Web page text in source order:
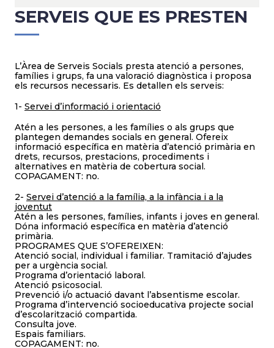
SERVEIS QUE ES PRESTEN
L’Àrea de Serveis Socials presta atenció a persones,
famílies i grups, fa una valoració diagnòstica i proposa
els recursos necessaris. Es detallen els serveis:
1- Servei d’informació i orientació
Atén a les persones, a les famílies o als grups que
plantegen demandes socials en general. Ofereix
informació específica en matèria d’atenció primària en
drets, recursos, prestacions, procediments i
alternatives en matèria de cobertura social.
COPAGAMENT: no.
2- Servei d’atenció a la família, a la infància i a la
joventut
Atén a les persones, famílies, infants i joves en general.
Dóna informació específica en matèria d’atenció
primària.
PROGRAMES QUE S’OFEREIXEN:
Atenció social, individual i familiar. Tramitació d’ajudes
per a urgència social.
Programa d’orientació laboral.
Atenció psicosocial.
Prevenció i/o actuació davant l’absentisme escolar.
Programa d’intervenció socioeducativa projecte social
d’escolarització compartida.
Consulta jove.
Espais familiars.
COPAGAMENT: no.